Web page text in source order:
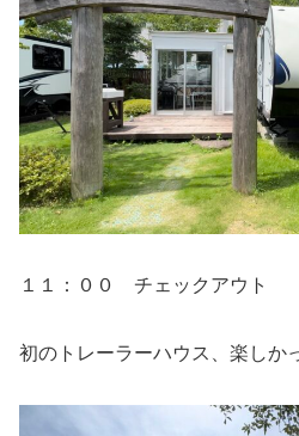
１１：００ チェックアウト
初のトレーラーハウス、楽しか